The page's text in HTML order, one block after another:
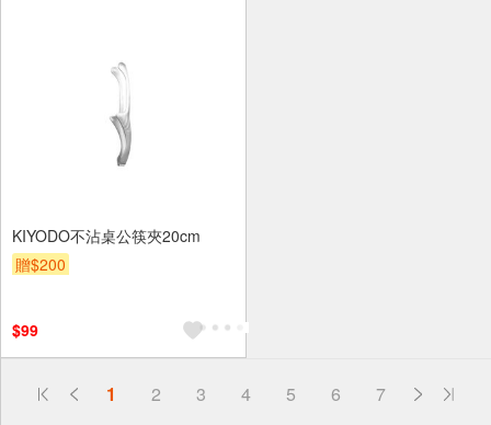
KIYODO不沾桌公筷夾20cm
贈$200
$99
1 2 3 4 5 6 7
偏遠地區配送